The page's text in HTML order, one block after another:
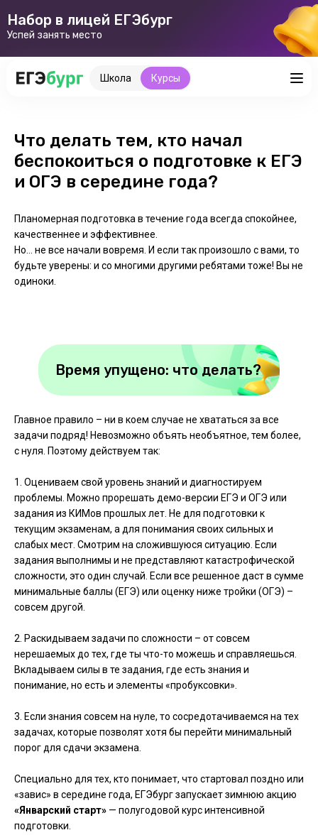
Набор в лицей ЕГЭбург
Успей занять место
Школа Курсы
Что делать тем, кто начал
беспокоиться о подготовке к ЕГЭ
и ОГЭ в середине года?
Планомерная подготовка в течение года всегда спокойнее,
качественнее и эффективнее.
Но… не все начали вовремя. И если так произошло с вами, то
будьте уверены: и со многими другими ребятами тоже! Вы не
одиноки.
Время упущено: что делать?
Главное правило – ни в коем случае не хвататься за все
задачи подряд! Невозможно объять необъятное, тем более,
с нуля. Поэтому действуем так:
1. Оцениваем свой уровень знаний и диагностируем
проблемы. Можно прорешать демо-версии ЕГЭ и ОГЭ или
задания из КИМов прошлых лет. Не для подготовки к
текущим экзаменам, а для понимания своих сильных и
слабых мест. Смотрим на сложившуюся ситуацию. Если
задания выполнимы и не представляют катастрофической
сложности, это один случай. Если все решенное даст в сумме
минимальные баллы (ЕГЭ) или оценку ниже тройки (ОГЭ) –
совсем другой.
2. Раскидываем задачи по сложности – от совсем
нерешаемых до тех, где ты что-то можешь и справляешься.
Вкладываем силы в те задания, где есть знания и
понимание, но есть и элементы «пробуксовки».
3. Если знания совсем на нуле, то сосредотачиваемся на тех
задачах, которые позволят хотя бы перейти минимальный
порог для сдачи экзамена.
Специально для тех, кто понимает, что стартовал поздно или
«завис» в середине года, ЕГЭбург запускает зимнюю акцию
«Январский старт» — полугодовой курс интенсивной
подготовки.